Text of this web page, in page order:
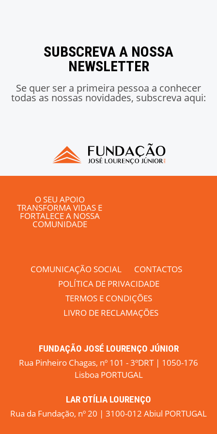
SUBSCREVA A NOSSA
NEWSLETTER
Se quer ser a primeira pessoa a conhecer
todas as nossas novidades, subscreva aqui:
O SEU APOIO
TRANSFORMA VIDAS E
FORTALECE A NOSSA
COMUNIDADE
COMUNICAÇÃO SOCIAL
CONTACTOS
POLÍTICA DE PRIVACIDADE
TERMOS E CONDIÇÕES
LIVRO DE RECLAMAÇÕES
FUNDAÇÃO JOSÉ LOURENÇO JÚNIOR
Rua Pinheiro Chagas, nº 101 - 3ºDRT | 1050-176
Lisboa PORTUGAL
LAR OTÍLIA LOURENÇO
Rua da Fundação, nº 20 | 3100-012 Abiul PORTUGAL